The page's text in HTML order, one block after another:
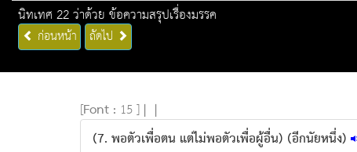
นิทเทศ 22 ว่าด้วย ข้อความสรุปเรื่องมรรค
ก่อนหน้า ถัดไป
[Font : 15 ] | |
(7. พอตัวเพื่อตน แต่ไม่พอตัวเพื่อผู้อื่น) (อีกนัยหนึ่ง)